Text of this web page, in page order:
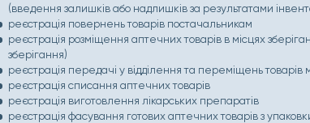
(введення залишків або надлишків за результатами
реєстрація повернень товарів постачальникам
реєстрація розміщення аптечних товарів в місцях
зберігання)
реєстрація передачі у відділення та переміщень товарів
реєстрація списання аптечних товарів
реєстрація виготовлення лікарських препаратів
реєстрація фасування готових аптечних товарів з